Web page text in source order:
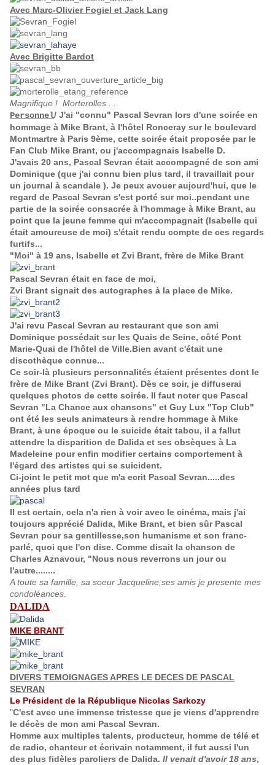
Avec Marc-Olivier Fogiel et Jack Lang
Avec Brigitte Bardot
Magnifique ! Morterolles ....
Personnel/ J'ai "connu" Pascal Sevran lors d'une soirée en
hommage à Mike Brant, à l'hôtel Ronceray sur le boulevard
Montmartre à Paris 9ème, cette soirée était proposée par le
Fan Club Mike Brant, ou j'accompagnais Isabelle D.
J'avais 20 ans, Pascal Sevran était accompagné de son ami
Dominique (que j'ai connu bien plus tard, il travaillait pour
un journal à scandale ). Je peux avouer aujourd'hui, que le
regard de Pascal Sevran s'est porté sur moi..pendant une
partie de la soirée consacrée à l'hommage à Mike Brant, au
point que la jeune femme qui m'accompagnait (Isabelle qui
était amoureuse de moi) s'était rendu compte de ces regards
furtifs...
"Moi" à 19 ans, Isabelle et Zvi Brant, frère de Mike Brant
Pascal Sevran était en face de moi,
Zvi Brant signait des autographes à la place de Mike.
J'ai revu Pascal Sevran au restaurant que son ami
Dominique possédait sur les Quais de Seine, côté Pont
Marie-Quai de l'hôtel de Ville.Bien avant c'était une
discothèque connue...
Ce soir-là plusieurs personnalités étaient présentes dont le
frère de Mike Brant (Zvi Brant). Dès ce soir, je diffuserai
quelques photos de cette soirée. Il faut noter que Pascal
Sevran "La Chance aux chansons" et Guy Lux "Top Club"
ont été les seuls animateurs à rendre hommage à Mike
Brant, à une époque ou le suicide était tabou, il a fallut
attendre la disparition de Dalida et ses obsèques à La
Madeleine pour enfin modifier certains comportement à
l'égard des artistes qui se suicident.
Ci-joint le petit mot que m'a ecrit Pascal Sevran.....des
années plus tard
Il est certain, cela n'a rien à voir avec le cinéma, mais j'ai
toujours apprécié Dalida, Mike Brant, et bien sûr Pascal
Sevran pour sa gentillesse,son humanisme et son franc-
parlé, quoi que l'on dise. Comme disait la chanson de
Charles Aznavour, "Nous nous reverrons un jour ou
l'autre........
A toute sa famille, sa soeur Jacqueline,ses amis je presente mes
condoléances.
DALIDA
MIKE BRANT
DIVERS TEMOIGNAGES APRES LE DECES DE PASCAL
SEVRAN
Le Président de la République Nicolas Sarkozy
"C'est avec une immense tristesse que je viens d'apprendre
le décès de mon ami Pascal Sevran.
Homme aux multiples talents, producteur, homme de télé et
de radio, chanteur et écrivain notamment, il fut aussi l'un
des plus fidèles paroliers de Dalida. Il venait d'avoir 18 ans,